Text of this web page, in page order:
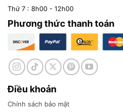
Thứ 7 : 8h00 - 12h00
Phương thức thanh toán
Điều khoản
Chính sách bảo mật